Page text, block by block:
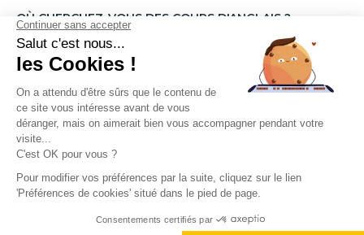
OÙ CHERCHEZ-VOUS DES COURS D'ANGLAIS ?
ParisMarseilleLille Grenoble
Angers
NarbonneRouenAix-en-Provence Montpellier
Lyon
ToulouseNiceRennesNantesBrignais
Brest
Règlement Mentions légalesCGU / CGV
Politique de confidentialité
Transparence Témoignages
Droits d'auteur © 2025. Cercle des langues. Tous droits réservés.